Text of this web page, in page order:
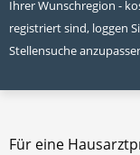
Ihrer Wunschregion -
registriert sind, loggen
Stellensuche
Für eine